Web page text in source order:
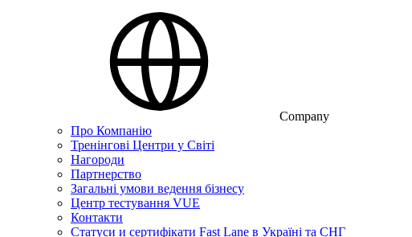
Company
Про Компанію
Тренінгові Центри у Світі
Нагороди
Партнерство
Загальні умови ведення бізнесу
Центр тестування VUE
Контакти
Статуси и сертифікати Fast Lane в Україні та СНГ